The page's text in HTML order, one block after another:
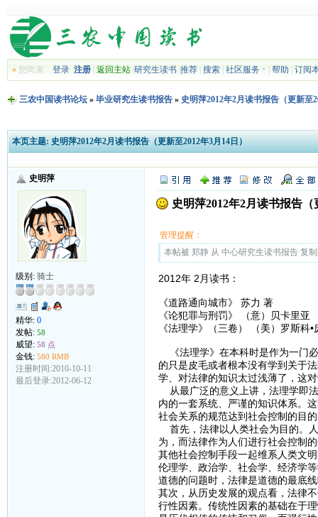
»您尚未 登录 注册| 返回主站| 研究生读书| 推荐| 搜索| 社区服务 帮助 订阅
三农中国读书论坛» 毕业研究生读书报告» 史明萍2012年2月读书报告（更新至
本页主题: 史明萍2012年2月读书报告（更新至2012年3月14日）
史明萍
级别: 骑士
精华: 0
发帖: 58
威望: 58 点
金钱: 580 RMB
注册时间:2010-10-11
最后登录:2012-06-12
史明萍2012年2月读书报告
管理提醒：
本帖被 郑静 从 中心研究生读书报告 复
2012年 2月读书：
《道路通向城市》 苏力 著
《论犯罪与刑罚》 （意）贝卡里亚
《法理学》（三卷） （美）罗斯科•
《法理学》在本科时是作为一门
的只是皮毛或者根本没有学到关于
学、对法律的知识太过浅薄了，这
从最广泛的意义上讲，法理学即
内的一套系统、严谨的知识体系。
社会关系的规范达到社会控制的目
首先，法律以人类社会为目的。
为，而法律作为人们进行社会控制
其他社会控制手段一起维系人类文
伦理学、政治学、社会学、经济学
道德的问题时，法律是道德的最底
其次，从历史发展的观点看，法律
行性因素。传统性因素的基础在于